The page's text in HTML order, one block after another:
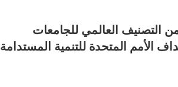
التصنيف العالمي للجامعات
الأمم المتحدة للتنمية المستدامة